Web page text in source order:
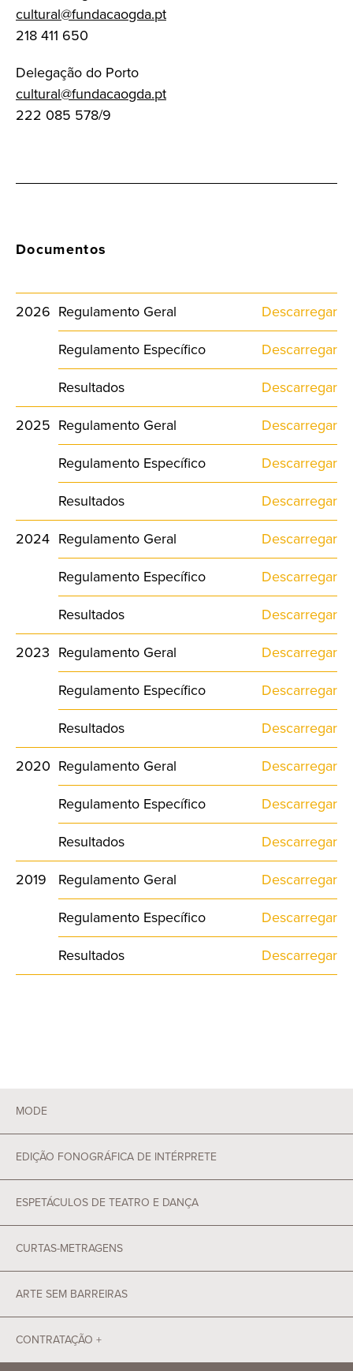
cultural@fundacaogda.pt
218 411 650
Delegação do Porto
cultural@fundacaogda.pt
222 085 578/9
Documentos
2026 Regulamento Geral
Descarregar
Regulamento Específico
Descarregar
Resultados
Descarregar
2025 Regulamento Geral
Descarregar
Regulamento Específico
Descarregar
Resultados
Descarregar
2024 Regulamento Geral
Descarregar
Regulamento Específico
Descarregar
Resultados
Descarregar
2023 Regulamento Geral
Descarregar
Regulamento Específico
Descarregar
Resultados
Descarregar
2020 Regulamento Geral
Descarregar
Regulamento Específico
Descarregar
Resultados
Descarregar
2019
Regulamento Geral
Descarregar
Regulamento Específico
Descarregar
Resultados
Descarregar
MODE
EDIÇÃO FONOGRÁFICA DE INTÉRPRETE
ESPETÁCULOS DE TEATRO E DANÇA
CURTAS-METRAGENS
ARTE SEM BARREIRAS
CONTRATAÇÃO +